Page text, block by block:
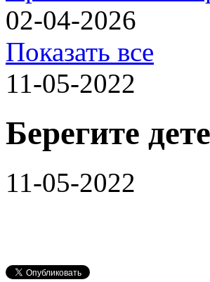
02-04-2026
Показать все
11-05-2022
Берегите
11-05-2022